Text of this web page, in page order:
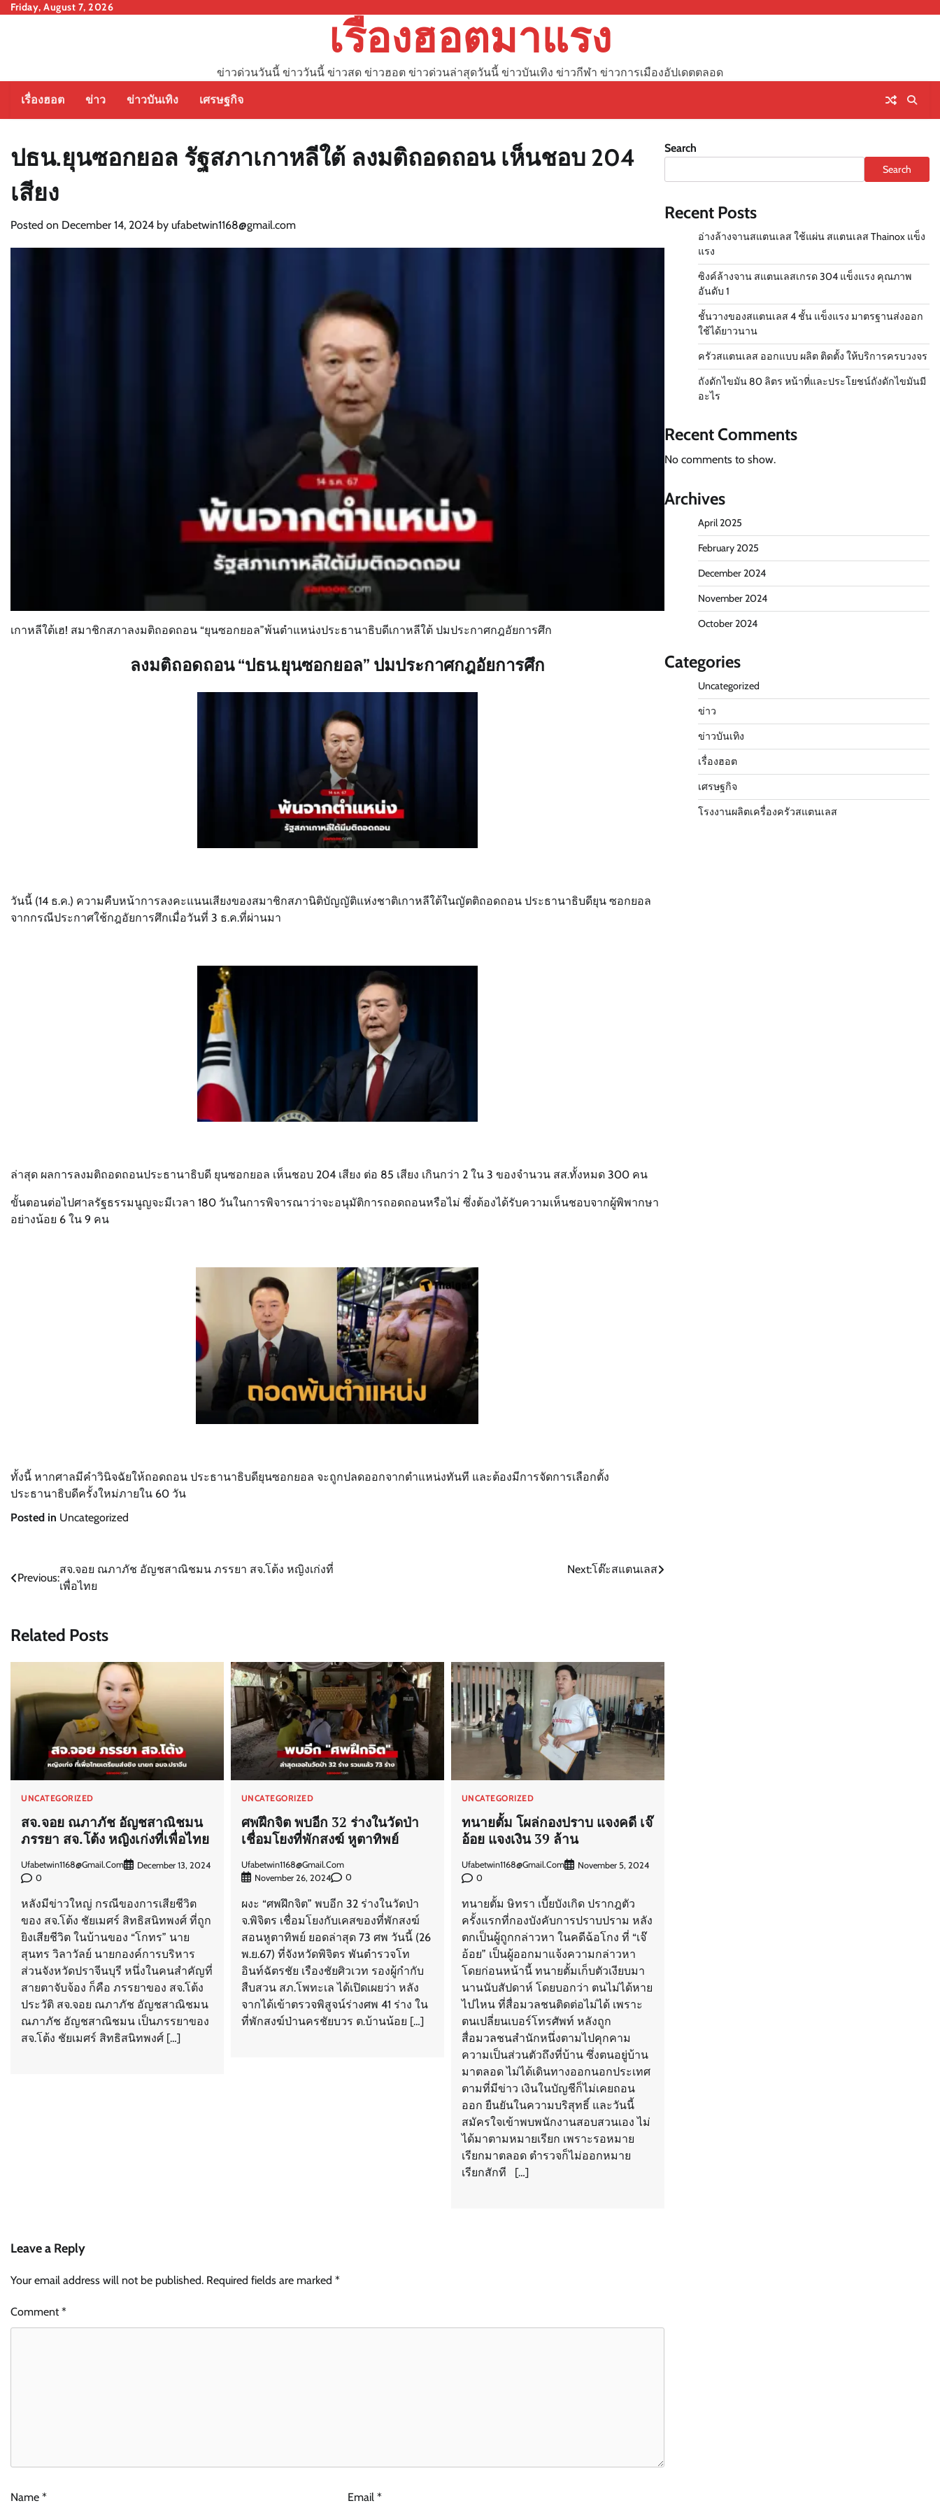
SkipFriday, August 7, 2026
เรื่องฮอตมาแรง
ข่าวด่วนวันนี้ ข่าววันนี้ ข่าวสด ข่าวฮอต ข่าวด่วนล่าสุดวันนี้ ข่าวบันเทิง ข่าวกีฬา ข่าวการเมืองอัปเดตตลอด
เรื่องฮอต ข่าว ข่าวบันเทิง เศรษฐกิจ
ปธน.ยุนซอกยอล รัฐสภาเกาหลีใต้ ลงมติถอดถอน เห็นชอบ 204
เสียง
Posted on December 14, 2024 by ufabetwin1168@gmail.com
เกาหลีใต้เฮ! สมาชิกสภาลงมติถอดถอน “ยุนซอกยอล”พ้นตำแหน่งประธานาธิบดีเกาหลีใต้ ปมประกาศกฎอัยการศึก
ลงมติถอดถอน “ปธน.ยุนซอกยอล” ปมประกาศกฎอัยการศึก
วันนี้ (14 ธ.ค.) ความคืบหน้าการลงคะแนนเสียงของสมาชิกสภานิติบัญญัติแห่งชาติเกาหลีใต้ในญัตติถอดถอน ประธานาธิบดียุน ซอกยอล
จากกรณีประกาศใช้กฎอัยการศึกเมื่อวันที่ 3 ธ.ค.ที่ผ่านมา
ล่าสุด ผลการลงมติถอดถอนประธานาธิบดี ยุนซอกยอล เห็นชอบ 204 เสียง ต่อ 85 เสียง เกินกว่า 2 ใน 3 ของจำนวน สส.ทั้งหมด 300 คน
ขั้นตอนต่อไปศาลรัฐธรรมนูญจะมีเวลา 180 วันในการพิจารณาว่าจะอนุมัติการถอดถอนหรือไม่ ซึ่งต้องได้รับความเห็นชอบจากผู้พิพากษา
อย่างน้อย 6 ใน 9 คน
ทั้งนี้ หากศาลมีคำวินิจฉัยให้ถอดถอน ประธานาธิบดียุนซอกยอล จะถูกปลดออกจากตำแหน่งทันที และต้องมีการจัดการเลือกตั้ง
ประธานาธิบดีครั้งใหม่ภายใน 60 วัน
Posted in Uncategorized
Post
Previous:
สจ.จอย ณภาภัช อัญชสาณิชมน ภรรยา สจ.โต้ง หญิงเก่งที่
เพื่อไทย
Next:โต๊ะสแตนเลส
Related Posts
UNCATEGORIZED
สจ.จอย ณภาภัช อัญชสาณิชมน
ภรรยา สจ.โต้ง หญิงเก่งที่เพื่อไทย
Ufabetwin1168@gmail.com
December 13, 2024
0
หลังมีข่าวใหญ่ กรณีของการเสียชีวิต
ของ สจ.โต้ง ชัยเมศร์ สิทธิสนิทพงศ์ ที่ถูก
ยิงเสียชีวิต ในบ้านของ “โกทร” นาย
สุนทร วิลาวัลย์ นายกองค์การบริหาร
ส่วนจังหวัดปราจีนบุรี หนึ่งในคนสำคัญที่
สายตาจับจ้อง ก็คือ ภรรยาของ สจ.โต้ง
ประวัติ สจ.จอย ณภาภัช อัญชสาณิชมน
ณภาภัช อัญชสาณิชมน เป็นภรรยาของ
สจ.โต้ง ชัยเมศร์ สิทธิสนิทพงศ์ […]
UNCATEGORIZED
ศพฝึกจิต พบอีก 32 ร่างในวัดป่า
เชื่อมโยงที่พักสงฆ์ หูตาทิพย์
Ufabetwin1168@gmail.com
November 26, 2024
0
ผงะ “ศพฝึกจิต” พบอีก 32 ร่างในวัดป่า
จ.พิจิตร เชื่อมโยงกับเคสของที่พักสงฆ์
สอนหูตาทิพย์ ยอดล่าสุด 73 ศพ วันนี้ (26
พ.ย.67) ที่จังหวัดพิจิตร พันตำรวจโท
อินท์ฉัตรชัย เรืองชัยศิวเวท รองผู้กำกับ
สืบสวน สภ.โพทะเล ได้เปิดเผยว่า หลัง
จากได้เข้าตรวจพิสูจน์ร่างศพ 41 ร่าง ใน
ที่พักสงฆ์ป่านครชัยบวร ต.บ้านน้อย […]
UNCATEGORIZED
ทนายตั้ม โผล่กองปราบ แจงคดี เจ๊
อ้อย แจงเงิน 39 ล้าน
Ufabetwin1168@gmail.com
November 5, 2024
0
ทนายตั้ม ษิทรา เบี้ยบังเกิด ปรากฎตัว
ครั้งแรกที่กองบังคับการปราบปราม หลัง
ตกเป็นผู้ถูกกล่าวหา ในคดีฉ้อโกง ที่ “เจ๊
อ้อย” เป็นผู้ออกมาแจ้งความกล่าวหา
โดยก่อนหน้านี้ ทนายตั้มเก็บตัวเงียบมา
นานนับสัปดาห์ โดยบอกว่า ตนไม่ได้หาย
ไปไหน ที่สื่อมวลชนติดต่อไม่ได้ เพราะ
ตนเปลี่ยนเบอร์โทรศัพท์ หลังถูก
สื่อมวลชนสำนักหนึ่งตามไปคุกคาม
ความเป็นส่วนตัวถึงที่บ้าน ซึ่งตนอยู่บ้าน
มาตลอด ไม่ได้เดินทางออกนอกประเทศ
ตามที่มีข่าว เงินในบัญชีก็ไม่เคยถอน
ออก ยืนยันในความบริสุทธิ์ และวันนี้
สมัครใจเข้าพบพนักงานสอบสวนเอง ไม่
ได้มาตามหมายเรียก เพราะรอหมาย
เรียกมาตลอด ตำรวจก็ไม่ออกหมาย
เรียกสักที […]
Leave a Reply
Your email address will not be published. Required fields are marked *
Comment*
Name * Email*
Search
Search
Recent Posts
อ่างล้างจานสแตนเลส ใช้แผ่น สแตนเลส Thainox แข็ง
แรง
ซิงค์ล้างจาน สแตนเลสเกรด 304 แข็งแรง คุณภาพ
อันดับ 1
ชั้นวางของสแตนเลส 4 ชั้น แข็งแรง มาตรฐานส่งออก
ใช้ได้ยาวนาน
ครัวสแตนเลส ออกแบบ ผลิต ติดตั้ง ให้บริการครบวงจร
ถังดักไขมัน 80 ลิตร หน้าที่และประโยชน์ถังดักไขมันมี
อะไร
Recent Comments
No comments to show.
Archives
April 2025
February 2025
December 2024
November 2024
October 2024
Categories
Uncategorized
ข่าว
ข่าวบันเทิง
เรื่องฮอต
เศรษฐกิจ
โรงงานผลิตเครื่องครัวสแตนเลส